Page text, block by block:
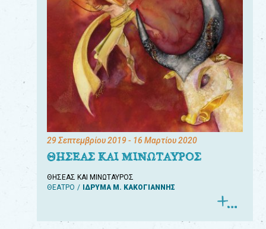
29 Σεπτεμβρίου 2019- 16 Μαρτίου 2020
ΘΗΣΕΑΣ ΚΑΙ ΜΙΝΩΤΑΥΡΟΣ
ΘΗΣΕΑΣ ΚΑΙ ΜΙΝΩΤΑΥΡΟΣ
ΘΕΑΤΡΟ
ΙΔΡΥΜΑ Μ. ΚΑΚΟΓΙΑΝΝΗΣ